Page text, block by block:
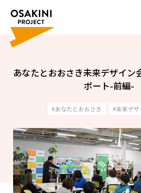
あなたとおおさき未来デザイン
ポート-前編-
あなたとおおさき 未来デ